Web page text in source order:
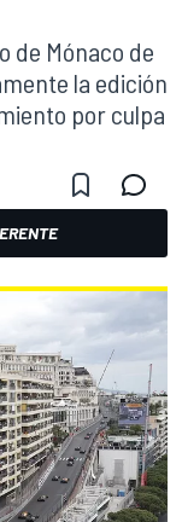
de Mónaco de
la edición
por culpa